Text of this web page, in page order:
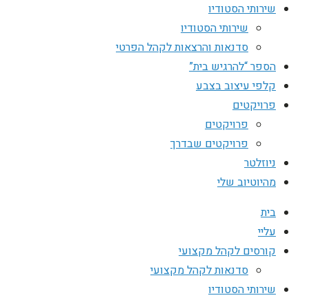
שירותי הסטודיו
שירותי הסטודיו
סדנאות והרצאות לקהל הפרטי
הספר “להרגיש בית”
קלפי עיצוב בצבע
פרויקטים
פרויקטים
פרויקטים שבדרך
ניוזלטר
מהיוטיוב שלי
בית
עליי
קורסים לקהל מקצועי
סדנאות לקהל מקצועי
שירותי הסטודיו